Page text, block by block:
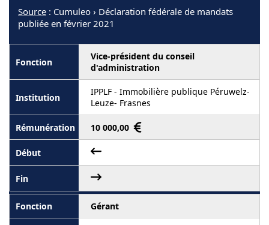
Source : Cumuleo › Déclaration fédérale de mandats
publiée en février 2021
Vice-président du conseil
d'administration
IPPLF - Immobilière publique Péruwelz-
Leuze- Frasnes
10 000,00
Gérant